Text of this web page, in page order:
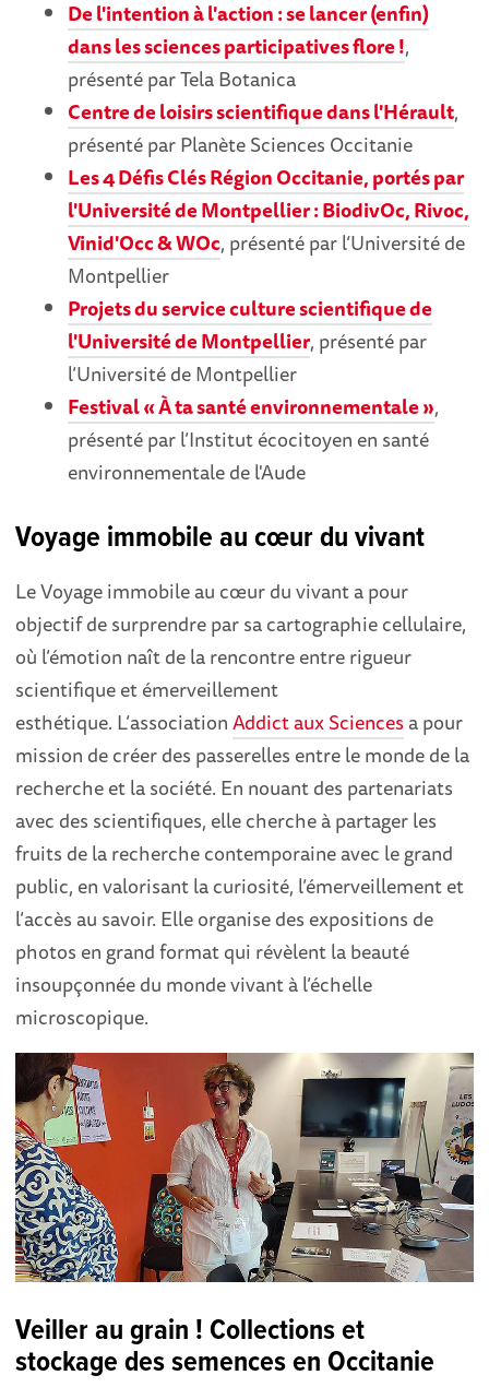
De l'intention à l'action : se lancer (enfin)
dans les sciences participatives flore !,
présenté par Tela Botanica
Centre de loisirs scientifique dans l'Hérault,
présenté par Planète Sciences Occitanie
Les 4 Défis Clés Région Occitanie, portés par
l'Université de Montpellier : BiodivOc, Rivoc,
Vinid'Occ & WOc, présenté par l‘Université de
Montpellier
Projets du service culture scientifique de
l'Université de Montpellier, présenté par
l’Université de Montpellier
Festival « À ta santé environnementale »,
présenté par l’Institut écocitoyen en santé
environnementale de l'Aude
Voyage immobile au cœur du vivant
Le Voyage immobile au cœur du vivant a pour
objectif de surprendre par sa cartographie cellulaire,
où l’émotion naît de la rencontre entre rigueur
scientifique et émerveillement
esthétique. L’associationAddict aux Sciencesa pour
mission de créer des passerelles entre le monde de la
recherche et la société. En nouant des partenariats
avec des scientifiques, elle cherche à partager les
fruits de la recherche contemporaine avec le grand
public, en valorisant la curiosité, l’émerveillement et
l’accès au savoir. Elle organise des expositions de
photos en grand format qui révèlent la beauté
insoupçonnée du monde vivant à l’échelle
microscopique.
Veiller au grain ! Collections et
stockage des semences en Occitanie